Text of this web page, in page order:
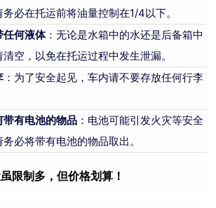
必在托运前将油量控制在1/4以下。
任何液体：无论是水箱中的水还是后备箱中
空，以免在托运过程中发生泄漏。
：为了安全起见，车内请不要存放任何行李
带有电池的物品 ：电池可能引发火灾等安全
必将带有电池的物品取出。
限制多，但价格划算！